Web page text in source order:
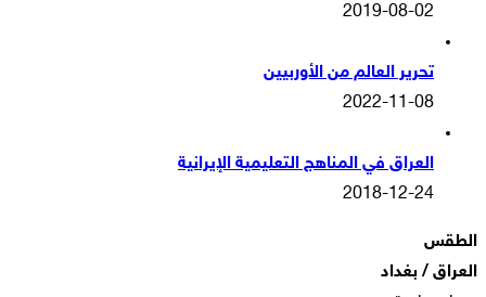
2019-08-02
تحرير العالم من الأوربيين
2022-11-08
العراق في المناهج التعليمية الإيرانية
2018-12-24
الطقس
العراق / بغداد